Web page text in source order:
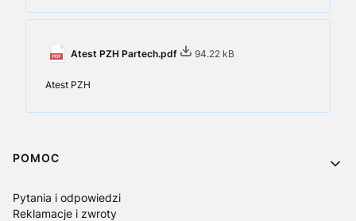
Atest PZH Partech.pdf 94.22 kB
Atest PZH
Linki w stopce
POMOC
Pytania i odpowiedzi
Reklamacje i zwroty